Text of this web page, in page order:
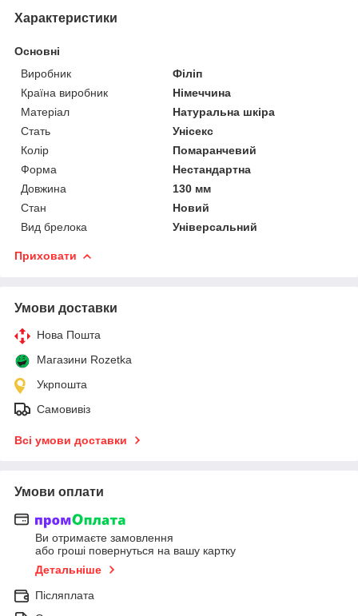
Характеристики
Основні
Виробник
Філіп
Країна виробник
Німеччина
Матеріал
Натуральна шкіра
Стать
Унісекс
Колір
Помаранчевий
Форма
Нестандартна
Довжина
130 мм
Стан
Новий
Вид брелока
Універсальний
Приховати
Умови доставки
Нова Пошта
Магазини Rozetka
Укрпошта
Самовивіз
Всі умови доставки
Умови оплати
Ви отримаєте замовлення
або гроші повернуться на вашу картку
Детальніше
Післяплата